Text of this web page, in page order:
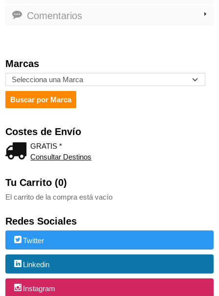
Marcas
Costes de Envío
GRATIS *
Consultar Destinos
Tu Carrito (0)
El carrito de la compra está vacío
Redes Sociales
Twitter
Linkedin
Instagram
Comentarios